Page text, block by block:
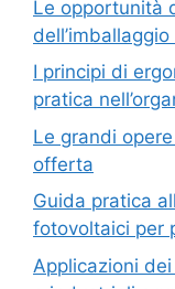
Le opportunità
I principi di
pratica
Le grandi
offerta
Guida pratica
fotovoltaici per
Applicazioni